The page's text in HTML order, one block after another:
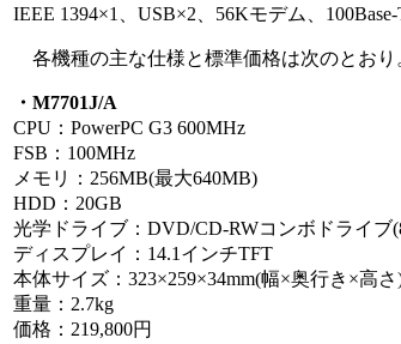
IEEE 1394×1、USB×2、56Kモデム、
各機種の主な仕様と標準価格は次のとおり
・M7701J/A
CPU：PowerPC G3 600MHz
FSB：100MHz
メモリ：256MB(最大640MB)
HDD：20GB
光学ドライブ：DVD/CD-RWコンボドライブ
ディスプレイ：14.1インチTFT
本体サイズ：323×259×34mm(幅×奥行き×高さ
重量：2.7kg
価格：219,800円